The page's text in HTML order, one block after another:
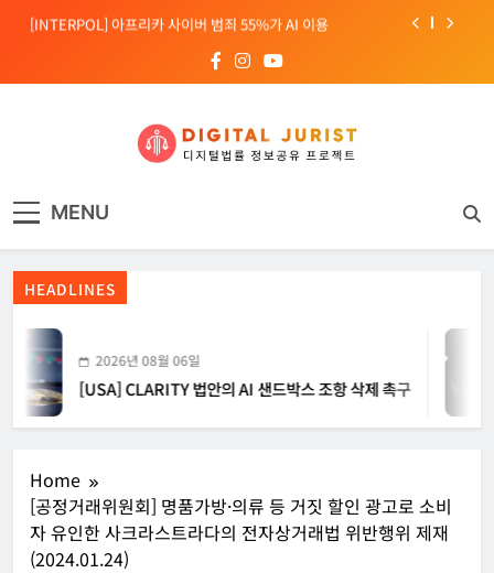
Skip[INTERPOL] 아프리카 사이버 범죄 55%가 AI 이용
[소청백의 노동&사람] 삼성SDS 노동조합 설립을 바라보며
[USA] CLARITY 법안의 AI 샌드박스 조항 삭제 촉구
[INTERPOL] 아프리카 사이버 범죄 55%가 AI 이용
[소청백의 노동&사람] 삼성SDS 노동조합 설립을 바라보며
MENU
HEADLINES
2026년 08월 06일
[USA] CLARITY 법안의 AI 샌드박스 조항 삭제 촉구
Home
[공정거래위원회] 명품가방·의류 등 거짓 할인 광고로 소비
자 유인한 사크라스트라다의 전자상거래법 위반행위 제재
(2024.01.24)